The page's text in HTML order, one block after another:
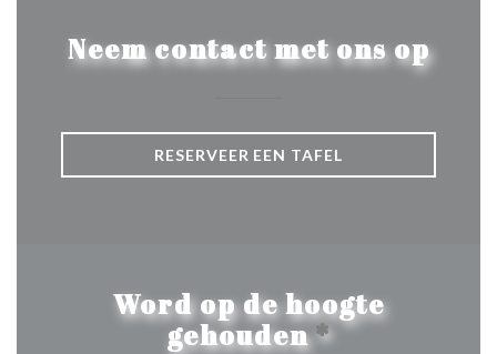
Neem contact met ons op
RESERVEER EEN TAFEL
Word op de hoogte
gehouden*